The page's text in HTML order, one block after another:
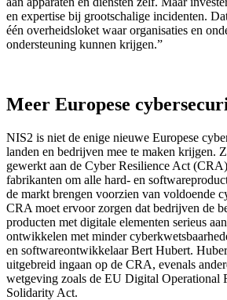
en expertise bij grootschalige incidenten.
één overheidsloket waar organisaties en
ondersteuning kunnen krijgen.”
Meer Europese
NIS2 is niet de enige nieuwe Europese
landen en bedrijven mee te maken krijgen.
gewerkt aan de Cyber Resilience Act
fabrikanten om alle hard- en
de markt brengen voorzien van voldoende
CRA moet ervoor zorgen dat bedrijven de
producten met digitale elementen serieus
ontwikkelen met minder
en softwareontwikkelaar Bert Hubert.
uitgebreid ingaan op de CRA, evenals
wetgeving zoals de EU Digital Operational
Solidarity Act.